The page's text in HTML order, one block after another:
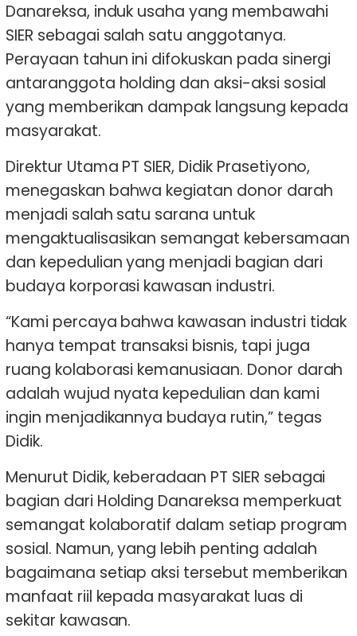
Danareksa, induk usaha yang membawahi
SIER sebagai salah satu anggotanya.
Perayaan tahun ini difokuskan pada sinergi
antaranggota holding dan aksi-aksi sosial
yang memberikan dampak langsung kepada
masyarakat.
Direktur Utama PT SIER, Didik Prasetiyono,
menegaskan bahwa kegiatan donor darah
menjadi salah satu sarana untuk
mengaktualisasikan semangat kebersamaan
dan kepedulian yang menjadi bagian dari
budaya korporasi kawasan industri.
“Kami percaya bahwa kawasan industri tidak
hanya tempat transaksi bisnis, tapi juga
ruang kolaborasi kemanusiaan. Donor darah
adalah wujud nyata kepedulian dan kami
ingin menjadikannya budaya rutin,” tegas
Didik.
Menurut Didik, keberadaan PT SIER sebagai
bagian dari Holding Danareksa memperkuat
semangat kolaboratif dalam setiap program
sosial. Namun, yang lebih penting adalah
bagaimana setiap aksi tersebut memberikan
manfaat riil kepada masyarakat luas di
sekitar kawasan.